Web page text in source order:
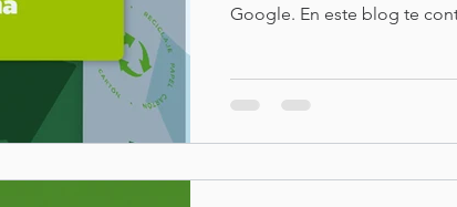
Google. En este blog te